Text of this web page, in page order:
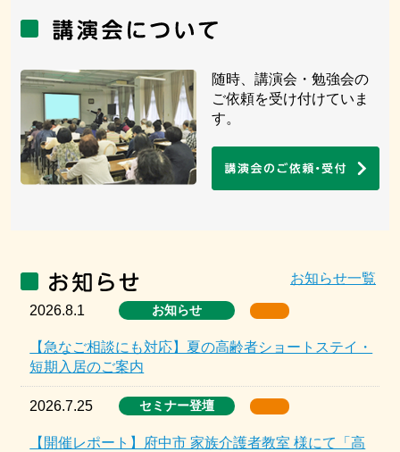
随時、講演会・勉強会の
ご依頼を受け付けていま
す。
お知らせ一覧
2026.8.1 お知らせ
【急なご相談にも対応】夏の高齢者ショートステイ・
短期入居のご案内
2026.7.25 セミナー登壇
【開催レポート】府中市 家族介護者教室 様にて「高